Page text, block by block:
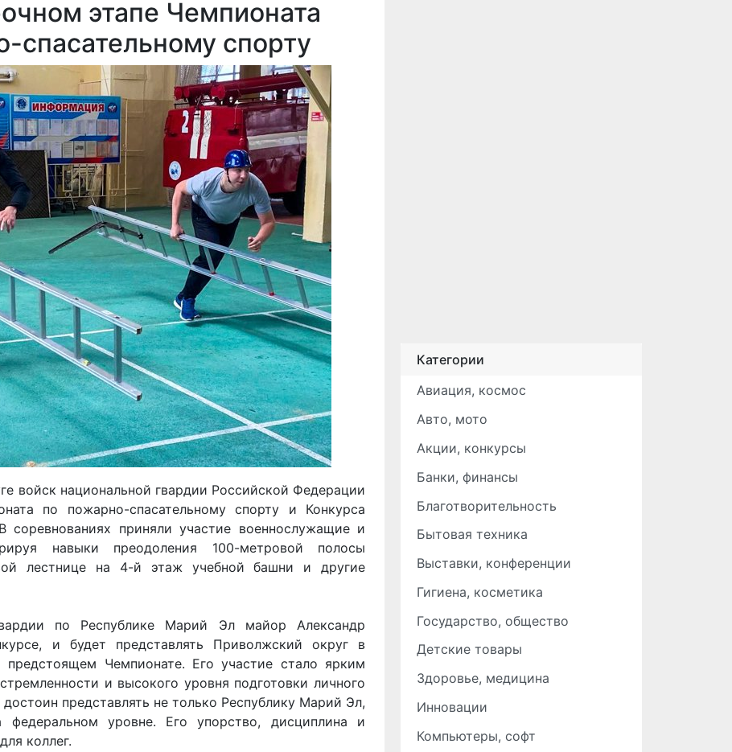
этапе Чемпионата
спорту
войск национальной гвардии Российской Федерации
по пожарно-спасательному спорту и Конкурса
соревнованиях приняли участие военнослужащие и
навыки преодоления 100-метровой полосы
лестнице на 4-й этаж учебной башни и другие
по Республике Марий Эл майор Александр
и будет представлять Приволжский округ в
Чемпионате. Его участие стало ярким
и высокого уровня подготовки личного
представлять не только Республику Марий Эл,
уровне. Его упорство, дисциплина и
коллег.
Категории
Авиация, космос
Авто, мото
Акции, конкурсы
Банки, финансы
Благотворительность
Бытовая техника
Выставки, конференции
Гигиена, косметика
Государство, общество
Детские товары
Здоровье, медицина
Инновации
Компьютеры, софт